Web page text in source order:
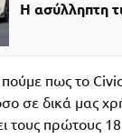
Η ασύλληπτη
πούμε πως το
σε δικά μας
τους πρώτους